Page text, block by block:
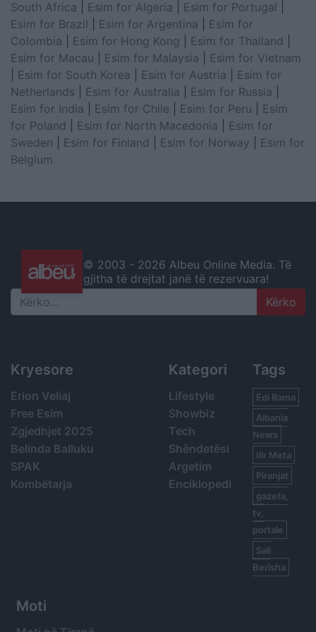
South Africa
Esim for Algeria Esim for Portugal
Esim for Brazil
Esim for Argentina
Esim for
Colombia
Esim for Hong Kong Esim for Thailand
Esim for Macau
Esim for Malaysia
Esim for Vietnam
Esim for South Korea Esim for Austria
Esim for
Netherlands
Esim for Australia Esim for Russia
Esim for India
Esim for Chile Esim for Peru
Esim
for Poland
Esim for North Macedonia
Esim for
Sweden
Esim for Finland Esim for Norway
Esim for
Belgium
© 2003 - 2026 Albeu Online Media. Të
gjitha të drejtat janë të rezervuara!
Search
Kryesore
Erion Veliaj
Free Esim
Zgjedhjet 2025
Belinda Balluku
SPAK
Kombëtarja
Kategori
Lifestyle
Showbiz
Tech
Shëndetësi
Argetim
Enciklopedi
Tags
Edi Rama
Albania
News
Ilir Meta
Piranjat
gazeta,
tv,
portale
Sali
Berisha
Moti